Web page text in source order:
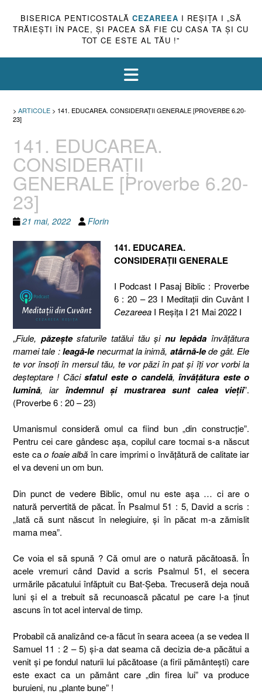
BISERICA PENTICOSTALĂ CEZAREEA I REŞIŢA I „SĂ
TRĂIEŞTI ÎN PACE, ŞI PACEA SĂ FIE CU CASA TA ŞI CU
TOT CE ESTE AL TĂU !”
> ARTICOLE > 141. EDUCAREA. CONSIDERAŢII GENERALE [PROVERBE 6.20-
23]
141. EDUCAREA.
CONSIDERAŢII
GENERALE [Proverbe 6.20-
23]
21 mai, 2022 Florin
141. EDUCAREA.
CONSIDERAŢII GENERALE
I Podcast I Pasaj Biblic : Proverbe
6 : 20 – 23 I Meditaţii din Cuvânt I
CezareeaI Reşiţa I 21 Mai 2022 I
„Fiule, păzeştesfaturile tatălui tău şi nu lepăda învăţătura
mamei tale :leagă-lenecurmat la inimă, atârnă-lede gât. Ele
te vor însoţi în mersul tău, te vor păzi în pat şi îţi vor vorbi la
deşteptare ! Căcisfatul este o candelă,învăţătura este o
lumină, iar îndemnul şi mustrarea sunt calea vieţii”.
(Proverbe 6 : 20 – 23)
Umanismul consideră omul ca fiind bun „din construcţie”.
Pentru cei care gândesc aşa, copilul care tocmai s-a născut
este cao foaie albă în care imprimi o învăţătură de calitate iar
el va deveni un om bun.
Din punct de vedere Biblic, omul nu este aşa … ci are o
natură pervertită de păcat. În Psalmul 51 : 5, David a scris :
„Iată că sunt născut în nelegiuire, şi în păcat m-a zămislit
mama mea”.
Ce voia el să spună ? Că omul are o natură păcătoasă. În
acele vremuri când David a scris Psalmul 51, el secera
urmările păcatului înfăptuit cu Bat-Şeba. Trecuseră deja nouă
luni şi el a trebuit să recunoască păcatul pe care l-a ţinut
ascuns în tot acel interval de timp.
Probabil că analizând ce-a făcut în seara aceea (a se vedea II
Samuel 11 : 2 – 5) şi-a dat seama că decizia de-a păcătui a
venit şi pe fondul naturii lui păcătoase (a firii pământeşti) care
este exact ca un pământ care „din firea lui” va produce
buruieni, nu „plante bune” !